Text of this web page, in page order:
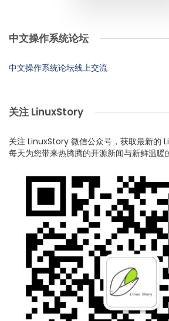
中文操作系统论坛
中文操作系统论坛线上交流
关注 LinuxStory
关注 LinuxStory 微信公众号，获取最新的
每天为您带来热腾腾的开源新闻与新鲜温暖